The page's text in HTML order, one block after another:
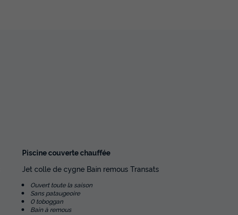
Piscine couverte chauffée
Jet colle de cygne Bain remous Transats
Ouvert toute la saison
Sans pataugeoire
0 toboggan
Bain à remous